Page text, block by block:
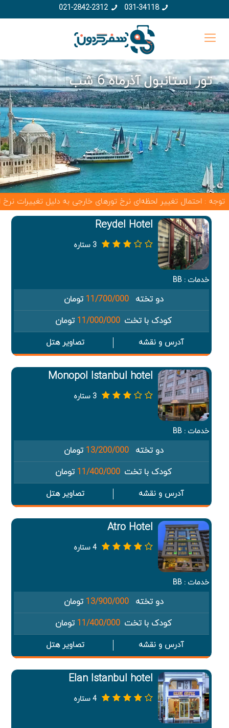
031-34118
021-2842-2312
تور استانبول آذرماه 6 شب
تغییر لحظه‌ای نرخ تورهای خارجی به دلیل تغییرات نرخ ارز و
Reydel Hotel
3 ستاره
خدمات : BB
دو تخته 11/700/000 تومان
کودک با تخت 11/000/000 تومان
آدرس و نقشه تصاویر هتل
Monopol Istanbul hotel
3 ستاره
خدمات : BB
دو تخته 13/200/000 تومان
کودک با تخت 11/400/000 تومان
آدرس و نقشه تصاویر هتل
Atro Hotel
4 ستاره
خدمات : BB
دو تخته 13/900/000 تومان
کودک با تخت 11/400/000 تومان
آدرس و نقشه تصاویر هتل
Elan Istanbul hotel
4 ستاره